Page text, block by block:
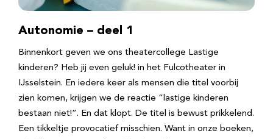
Autonomie – deel 1
Binnenkort geven we ons theatercollege Lastige
kinderen? Heb jij even geluk! in het Fulcotheater in
IJsselstein. En iedere keer als mensen die titel voorbij
zien komen, krijgen we de reactie “lastige kinderen
bestaan niet!”. En dat klopt. De titel is bewust prikkelend.
Een tikkeltje provocatief misschien. Want in onze boeken,